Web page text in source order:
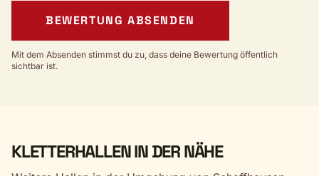
BEWERTUNG ABSENDEN
Mit dem Absenden stimmst du zu, dass deine Bewertung öffentlich
sichtbar ist.
KLETTERHALLEN IN DER NÄHE